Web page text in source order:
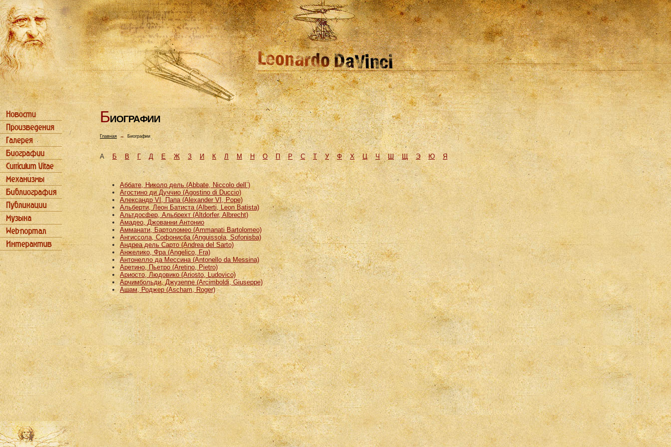
БИОГРАФИИ
Главная→ Биографии
АБ В Г Д Е Ж З И К Л М H О П Р С Т У Ф Х Ц Ч Ш Щ Э Ю Я
Аббате, Николо дель (Abbate, Niccolo dell`)
Агостино ди Дуччио (Agostino di Duccio)
Александр VI, Папа (Alexander VI, Pope)
Альберти, Леон Батиста (Alberti, Leon Batista)
Альтдосфер, Альбрехт (Altdorfer, Albrecht)
Амадео, Джованни Антонио
Амманати, Бартоломео (Ammanati Bartolomeo)
Ангиссола, Софонисба (Anguissola, Sofonisba)
Андреа дель Сарто (Andrea del Sarto)
Анжелико, Фра (Angelico, Fra)
Антонелло да Мессина (Antonello da Messina)
Аретино, Пьетро (Aretino, Pietro)
Ариосто, Людовико (Ariosto, Ludovico)
Арчимбольди, Джузеппе (Arcimboldi, Giuseppe)
Ашам, Роджер (Ascham, Roger)